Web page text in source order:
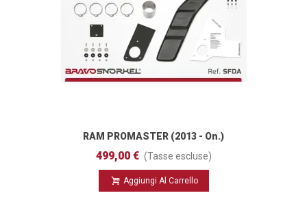
RAM PROMASTER (2013 - On.)
499,00 € (Tasse escluse)
Aggiungi Al Carrello